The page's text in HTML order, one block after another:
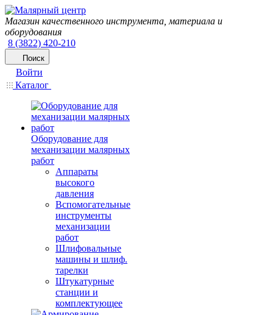
Магазин качественного инструмента, материала и
оборудования
8 (3822) 420-210
Поиск
Войти
Каталог
Оборудование для
механизации малярных
работ
Аппараты
высокого
давления
Вспомогательные
инструменты
механизации
работ
Шлифовальные
машины и шлиф.
тарелки
Штукатурные
станции и
комплектующее